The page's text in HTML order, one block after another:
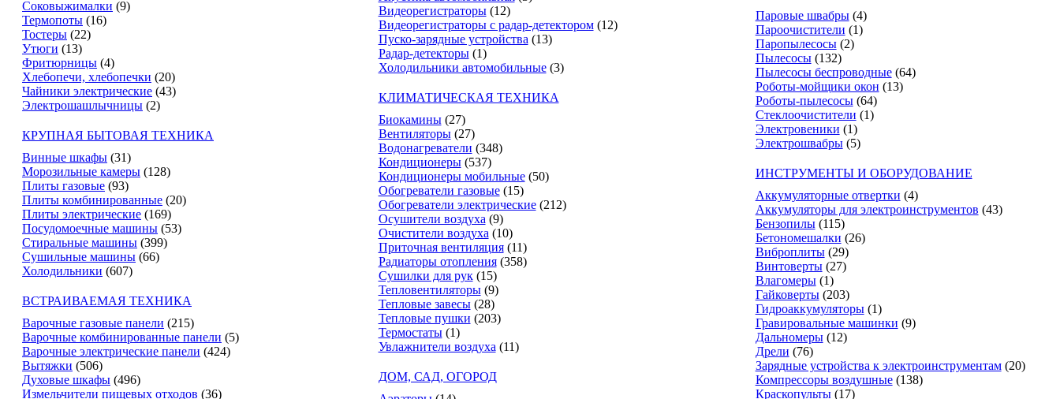
Соковыжималки (9)
Термопоты (16)
Тостеры (22)
Утюги (13)
Фритюрницы (4)
Хлебопечи, хлебопечки (20)
Чайники электрические (43)
Электрошашлычницы (2)
КРУПНАЯ БЫТОВАЯ ТЕХНИКА
Винные шкафы (31)
Морозильные камеры (128)
Плиты газовые (93)
Плиты комбинированные (20)
Плиты электрические (169)
Посудомоечные машины (53)
Стиральные машины (399)
Сушильные машины (66)
Холодильники (607)
ВСТРАИВАЕМАЯ ТЕХНИКА
Варочные газовые панели (215)
Варочные комбинированные панели (5)
Варочные электрические панели (424)
Вытяжки (506)
Духовые шкафы (496)
Измельчители пищевых отходов (36)
Видеорегистраторы (12)
Видеорегистраторы с радар-детектором (12)
Пуско-зарядные устройства (13)
Радар-детекторы (1)
Холодильники автомобильные (3)
КЛИМАТИЧЕСКАЯ ТЕХНИКА
Биокамины (27)
Вентиляторы (27)
Водонагреватели (348)
Кондиционеры (537)
Кондиционеры мобильные (50)
Обогреватели газовые (15)
Обогреватели электрические (212)
Осушители воздуха (9)
Очистители воздуха (10)
Приточная вентиляция (11)
Радиаторы отопления (358)
Сушилки для рук (15)
Тепловентиляторы (9)
Тепловые завесы (28)
Тепловые пушки (203)
Термостаты (1)
Увлажнители воздуха (11)
ДОМ, САД, ОГОРОД
Паровые швабры (4)
Пароочистители (1)
Паропылесосы (2)
Пылесосы (132)
Пылесосы беспроводные (64)
Роботы-мойщики окон (13)
Роботы-пылесосы (64)
Стеклоочистители (1)
Электровеники (1)
Электрошвабры (5)
ИНСТРУМЕНТЫ И ОБОРУДОВАНИЕ
Аккумуляторные отвертки (4)
Аккумуляторы для электроинструментов (43)
Бензопилы (115)
Бетономешалки (26)
Виброплиты (29)
Винтоверты (27)
Влагомеры (1)
Гайковерты (203)
Гидроаккумуляторы (1)
Гравировальные машинки (9)
Дальномеры (12)
Дрели (76)
Зарядные устройства к электроинструментам (20)
Компрессоры воздушные (138)
Краскопульты (17)